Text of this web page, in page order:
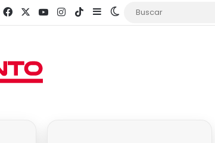
FacebookYouTubeInstagram
TikTokSidebarSwitch skin